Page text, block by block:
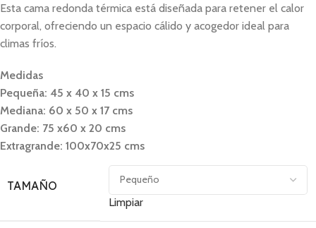
Esta cama redonda térmica está diseñada para retener el calor
corporal, ofreciendo un espacio cálido y acogedor ideal para
climas fríos.
Medidas
Pequeña: 45 x 40 x 15 cms
Mediana: 60 x 50 x 17 cms
Grande: 75 x60 x 20 cms
Extragrande: 100x70x25 cms
TAMAÑO
Limpiar